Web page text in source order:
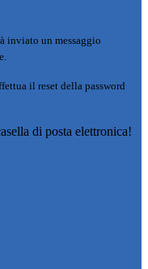
inviato un messaggio
il reset della password
di posta elettronica!